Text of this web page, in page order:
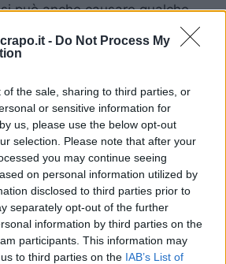
- Do Not Process My
of the sale, sharing to third parties, or
or sensitive information for
us, please use the below opt-out
selection. Please note that after your
you may continue seeing
on personal information utilized by
disclosed to third parties prior to
separately opt-out of the further
information by third parties on the
participants. This information may
to third parties on the IAB’s List of
può anche causare qualche
canna fumaria con aste
vogliamo sottolineare che
le protezioni, quindi
occhiali protettivi e una
di rimanere esposti alle
detto, prima di tutto è molto
al primo posto la
, quindi spegnete il camino e